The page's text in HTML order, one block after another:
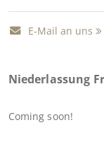
E-Mail an uns
Niederlassung
Coming soon!